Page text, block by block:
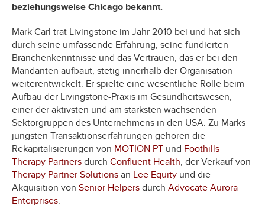
beziehungsweise Chicago bekannt.
Mark Carl trat Livingstone im Jahr 2010 bei und hat sich
durch seine umfassende Erfahrung, seine fundierten
Branchenkenntnisse und das Vertrauen, das er bei den
Mandanten aufbaut, stetig innerhalb der Organisation
weiterentwickelt. Er spielte eine wesentliche Rolle beim
Aufbau der Livingstone-Praxis im Gesundheitswesen,
einer der aktivsten und am stärksten wachsenden
Sektorgruppen des Unternehmens in den USA. Zu Marks
jüngsten Transaktionserfahrungen gehören die
Rekapitalisierungen von MOTION PT und Foothills
Therapy Partners durch Confluent Health, der Verkauf von
Therapy Partner Solutions an Lee Equity und die
Akquisition von Senior Helpers durch Advocate Aurora
Enterprises.